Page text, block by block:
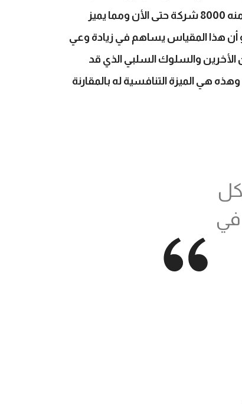
وبلغ عدد الشركات التي إستفادت منه 8000 شركة حتى الأن ومما يميز
أن هذا المقياس يساهم في زيادة وعي
الأخرين والسلوك السلبي الذي قد
هي الميزة التنافسية له بالمقارنة
في